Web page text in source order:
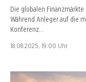
Die globalen
Während Anleger auf die
Konferenz…
18.08.2025, 19:00 Uhr